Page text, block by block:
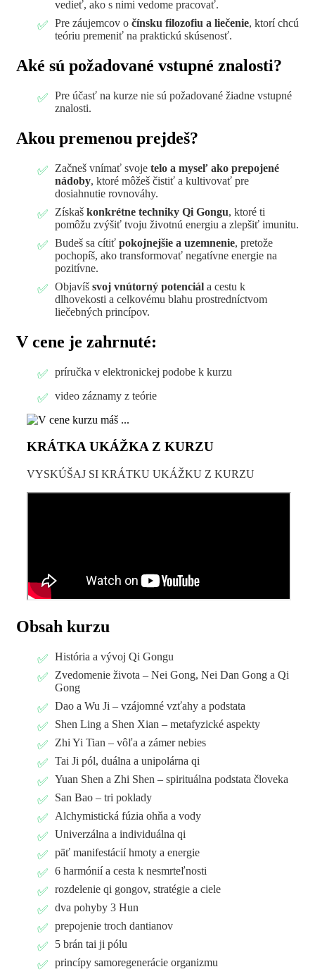
vedieť, ako s nimi vedome pracovať.
Pre záujemcov o čínsku filozofiu a liečenie, ktorí chcú
teóriu premeniť na praktickú skúsenosť.
Aké sú požadované vstupné znalosti?
Pre účasť na kurze nie sú požadované žiadne vstupné
znalosti.
Akou premenou prejdeš?
Začneš vnímať svoje telo a myseľ ako prepojené
nádoby, ktoré môžeš čistiť a kultivovať pre
dosiahnutie rovnováhy.
Získaš konkrétne techniky Qi Gongu, ktoré ti
pomôžu zvýšiť tvoju životnú energiu a zlepšiť imunitu.
Budeš sa cítiť pokojnejšie a uzemnenie, pretože
pochopíš, ako transformovať negatívne energie na
pozitívne.
Objavíš svoj vnútorný potenciál a cestu k
dlhovekosti a celkovému blahu prostredníctvom
liečebných princípov.
V cene je zahrnuté:
príručka v elektronickej podobe k kurzu
video záznamy z teórie
KRÁTKA UKÁŽKA Z KURZU
VYSKÚŠAJ SI KRÁTKU UKÁŽKU Z KURZU
Obsah kurzu
História a vývoj Qi Gongu
Zvedomenie života – Nei Gong, Nei Dan Gong a Qi
Gong
Dao a Wu Ji – vzájomné vzťahy a podstata
Shen Ling a Shen Xian – metafyzické aspekty
Zhi Yi Tian – vôľa a zámer nebies
Tai Ji pól, duálna a unipolárna qi
Yuan Shen a Zhi Shen – spirituálna podstata človeka
San Bao – tri poklady
Alchymistická fúzia ohňa a vody
Univerzálna a individuálna qi
päť manifestácií hmoty a energie
6 harmónií a cesta k nesmrteľnosti
rozdelenie qi gongov, stratégie a ciele
dva pohyby 3 Hun
prepojenie troch dantianov
5 brán tai ji pólu
princípy samoregenerácie organizmu